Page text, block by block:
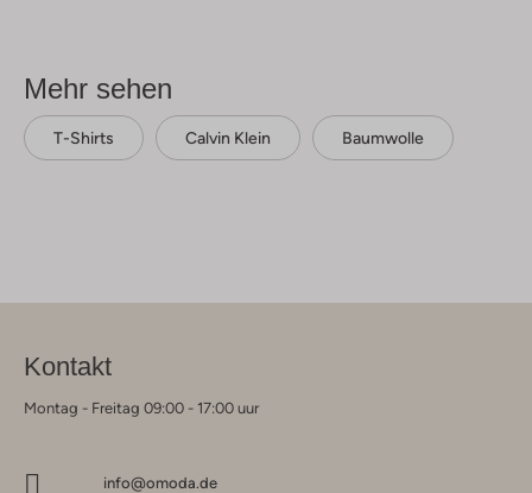
Mehr sehen
T-Shirts Calvin Klein Baumwolle
Kontakt
Montag - Freitag 09:00 - 17:00 uur
info@omoda.de